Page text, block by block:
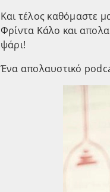
Και τέλος καθόμαστε
Φρίντα Κάλο και
ψάρι!
Ένα απολαυστικό